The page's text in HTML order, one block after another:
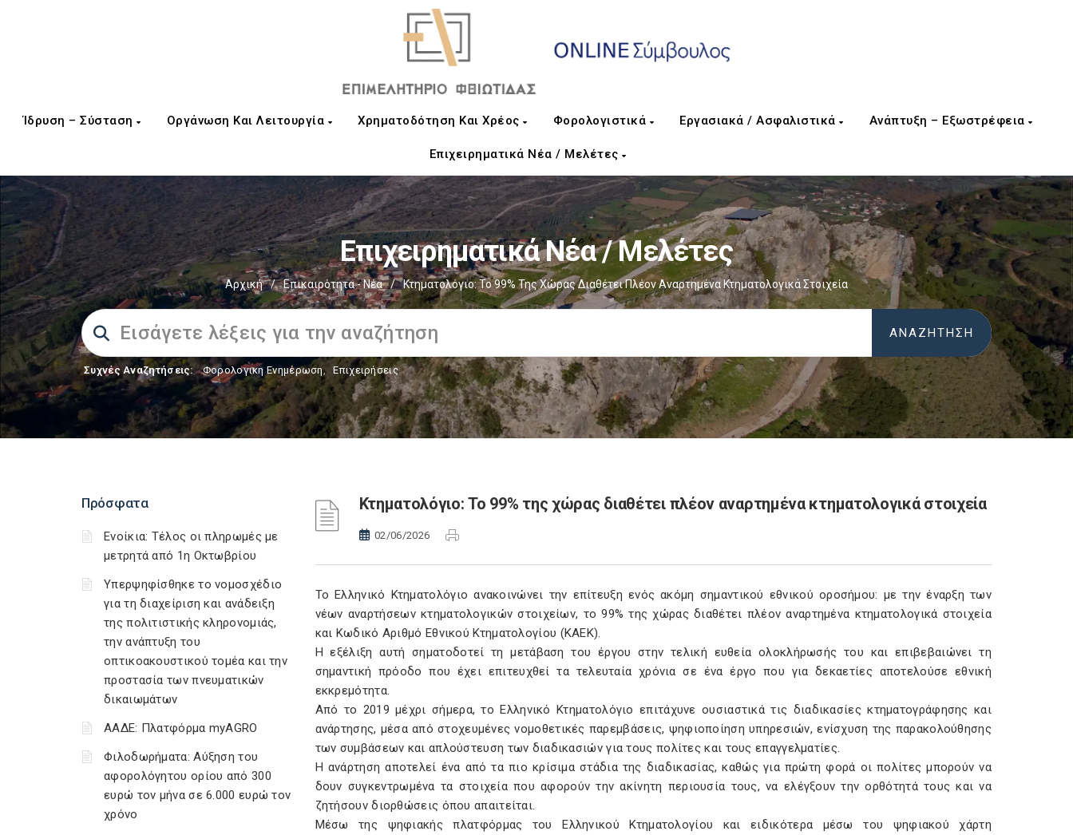
Ίδρυση – Σύσταση Οργάνωση Και Λειτουργία Χρηματοδότηση Και Χρέος Φορολογιστικά Εργασιακά / Ασφαλιστικά Ανάπτυξη – Εξωστρέφεια
Επιχειρηματικά Νέα / Μελέτες
Επιχειρηματικά Νέα / Μελέτες
Αρχική / Επικαιρότητα - Νέα / Κτηματολόγιο: Το 99% Της Χώρας Διαθέτει Πλέον Αναρτημένα Κτηματολογικά Στοιχεία
Συχνές Αναζητήσεις: Φορολογικη Ενημέρωση, Επιχειρήσεις
Πρόσφατα
Ενοίκια: Τέλος οι πληρωμές με
μετρητά από 1η Οκτωβρίου
Υπερψηφίσθηκε το νομοσχέδιο
για τη διαχείριση και ανάδειξη
της πολιτιστικής κληρονομιάς,
την ανάπτυξη του
οπτικοακουστικού τομέα και την
προστασία των πνευματικών
δικαιωμάτων
ΑΑΔΕ: Πλατφόρμα myAGRO
Φιλοδωρήματα: Αύξηση του
αφορολόγητου ορίου από 300
ευρώ τον μήνα σε 6.000 ευρώ τον
χρόνο
Κτηματολόγιο: Το 99% της χώρας διαθέτει πλέον αναρτημένα κτηματολογικά στοιχεία
02/06/2026
Το Ελληνικό Κτηματολόγιο ανακοινώνει την επίτευξη ενός ακόμη σημαντικού εθνικού οροσήμου: με την έναρξη των
νέων αναρτήσεων κτηματολογικών στοιχείων, το 99% της χώρας διαθέτει πλέον αναρτημένα κτηματολογικά στοιχεία
και Κωδικό Αριθμό Εθνικού Κτηματολογίου (ΚΑΕΚ).
Η εξέλιξη αυτή σηματοδοτεί τη μετάβαση του έργου στην τελική ευθεία ολοκλήρωσής του και επιβεβαιώνει τη
σημαντική πρόοδο που έχει επιτευχθεί τα τελευταία χρόνια σε ένα έργο που για δεκαετίες αποτελούσε εθνική
εκκρεμότητα.
Από το 2019 μέχρι σήμερα, το Ελληνικό Κτηματολόγιο επιτάχυνε ουσιαστικά τις διαδικασίες κτηματογράφησης και
ανάρτησης, μέσα από στοχευμένες νομοθετικές παρεμβάσεις, ψηφιοποίηση υπηρεσιών, ενίσχυση της παρακολούθησης
των συμβάσεων και απλούστευση των διαδικασιών για τους πολίτες και τους επαγγελματίες.
Η ανάρτηση αποτελεί ένα από τα πιο κρίσιμα στάδια της διαδικασίας, καθώς για πρώτη φορά οι πολίτες μπορούν να
δουν συγκεντρωμένα τα στοιχεία που αφορούν την ακίνητη περιουσία τους, να ελέγξουν την ορθότητά τους και να
ζητήσουν διορθώσεις όπου απαιτείται.
Μέσω της ψηφιακής πλατφόρμας του Ελληνικού Κτηματολογίου και ειδικότερα μέσω του ψηφιακού χάρτη